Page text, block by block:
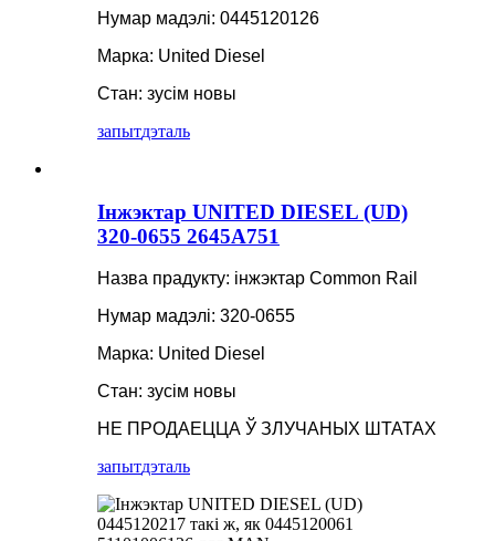
Нумар мадэлі: 0445120126
Марка: United Diesel
Стан: зусім новы
запытдэталь
Інжэктар UNITED DIESEL (UD)
320-0655 2645A751
Назва прадукту: інжэктар Common Rail
Нумар мадэлі: 320-0655
Марка: United Diesel
Стан: зусім новы
НЕ ПРОДАЕЦЦА Ў ЗЛУЧАНЫХ ШТАТАХ
запытдэталь